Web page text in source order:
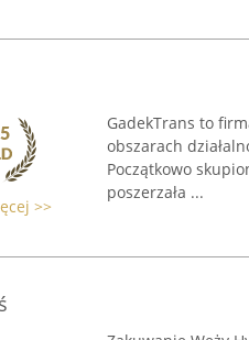
>>
GadekTrans to
obszarach
Początkowo
poszerzała ...